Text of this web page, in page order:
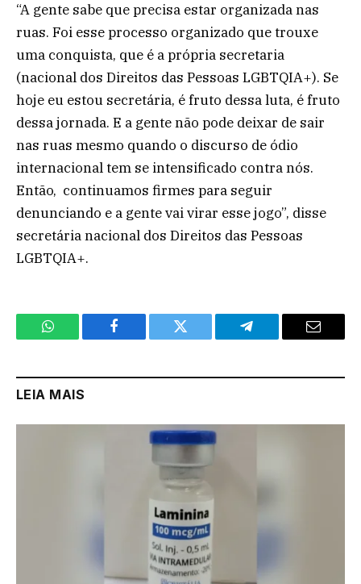
“A gente sabe que precisa estar organizada nas
ruas. Foi esse processo organizado que trouxe
uma conquista, que é a própria secretaria
(nacional dos Direitos das Pessoas LGBTQIA+). Se
hoje eu estou secretária, é fruto dessa luta, é fruto
dessa jornada. E a gente não pode deixar de sair
nas ruas mesmo quando o discurso de ódio
internacional tem se intensificado contra nós.
Então, continuamos firmes para seguir
denunciando e a gente vai virar esse jogo”, disse
secretária nacional dos Direitos das Pessoas
LGBTQIA+.
WhatsApp Facebook Twitter Telegram Email
LEIA MAIS